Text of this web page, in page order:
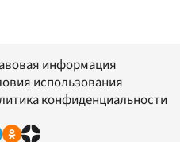
информация
использования
конфиденциальности